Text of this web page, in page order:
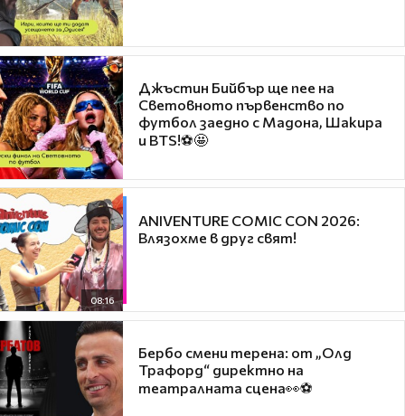
Джъстин Бийбър ще пее на
Световното първенство по
футбол заедно с Мадона, Шакира
и BTS!⚽🤩
08:16
ANIVENTURE COMIC CON 2026:
Влязохме в друг свят!
Бербо смени терена: от „Олд
Трафорд“ директно на
театралната сцена👀⚽